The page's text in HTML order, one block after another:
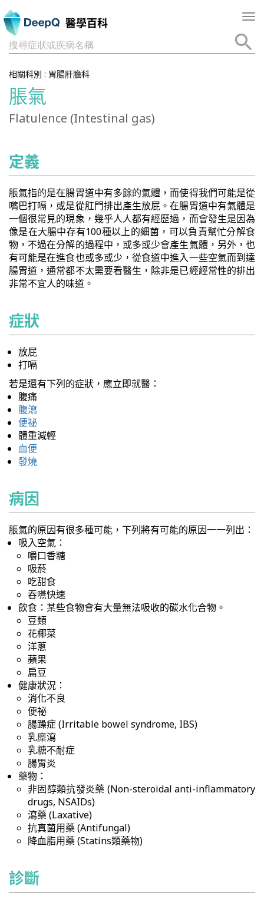
醫學百科
搜尋症狀或疾病名稱
相關科別 : 胃腸肝膽科
脹氣
Flatulence (Intestinal gas)
定義
脹氣指的是在腸胃道中有多餘的氣體，而使得我們可能是從
嘴巴打嗝，或是從肛門排出產生放屁。在腸胃道中有氣體是
一個很常見的現象，幾乎人人都有經歷過，而會發生是因為
像是在大腸中存有100種以上的細菌，可以負責幫忙分解食
物，不過在分解的過程中，或多或少會產生氣體，另外，也
有可能是在進食也或多或少，從食道中進入一些空氣而到達
腸胃道，通常都不太需要看醫生，除非是已經經常性的排出
非常不宜人的味道。
症狀
放屁
打嗝
若是還有下列的症狀，應立即就醫：
腹痛
腹瀉
便祕
體重減輕
血便
發燒
病因
脹氣的原因有很多種可能，下列將有可能的原因一一列出：
吸入空氣：
嚼口香糖
吸菸
吃甜食
吞嚥快速
飲食：某些食物會有大量無法吸收的碳水化合物。
豆類
花椰菜
洋蔥
蘋果
扁豆
健康狀況：
消化不良
便祕
腸躁症 (Irritable bowel syndrome, IBS)
乳糜瀉
乳糖不耐症
腸胃炎
藥物：
非固醇類抗發炎藥 (Non-steroidal anti-inflammatory
drugs, NSAIDs)
瀉藥 (Laxative)
抗真菌用藥 (Antifungal)
降血脂用藥 (Statins類藥物)
診斷